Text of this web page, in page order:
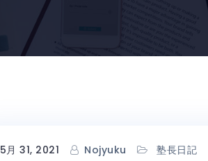
5月 31, 2021 Nojyuku 塾長日記